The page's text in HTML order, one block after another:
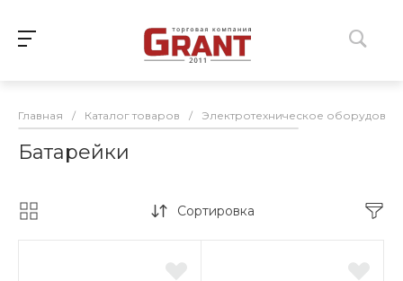
Главная / Каталог товаров / Электротехническое
Батарейки
Сортировка